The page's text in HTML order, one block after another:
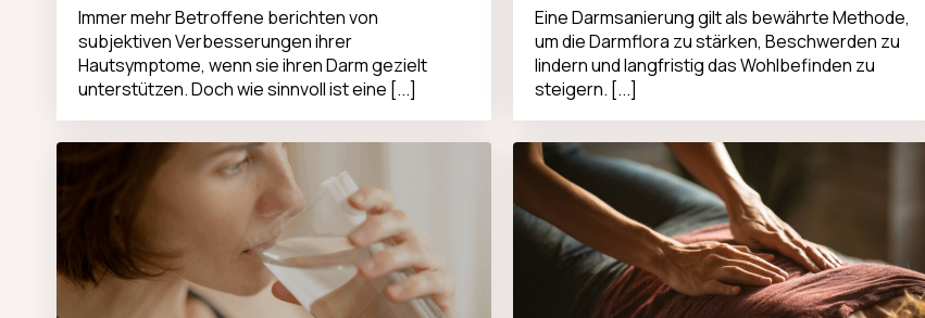
Immer mehr Betroffene berichten von
subjektiven Verbesserungen ihrer
Hautsymptome, wenn sie ihren Darm gezielt
unterstützen. Doch wie sinnvoll ist eine [...]
Eine Darmsanierung gilt als bewährte Methode,
um die Darmflora zu stärken, Beschwerden zu
lindern und langfristig das Wohlbefinden zu
steigern. [...]